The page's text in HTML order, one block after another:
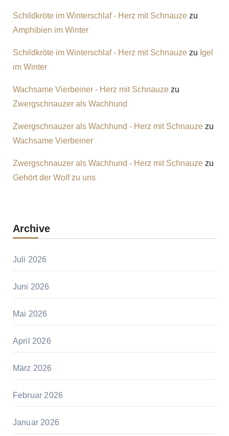
Schildkröte im Winterschlaf - Herz mit Schnauzezu
Amphibien im Winter
Schildkröte im Winterschlaf - Herz mit Schnauzezu Igel
im Winter
Wachsame Vierbeiner - Herz mit Schnauzezu
Zwergschnauzer als Wachhund
Zwergschnauzer als Wachhund - Herz mit Schnauzezu
Wachsame Vierbeiner
Zwergschnauzer als Wachhund - Herz mit Schnauzezu
Gehört der Wolf zu uns
Archive
Juli 2026
Juni 2026
Mai 2026
April 2026
März 2026
Februar 2026
Januar 2026